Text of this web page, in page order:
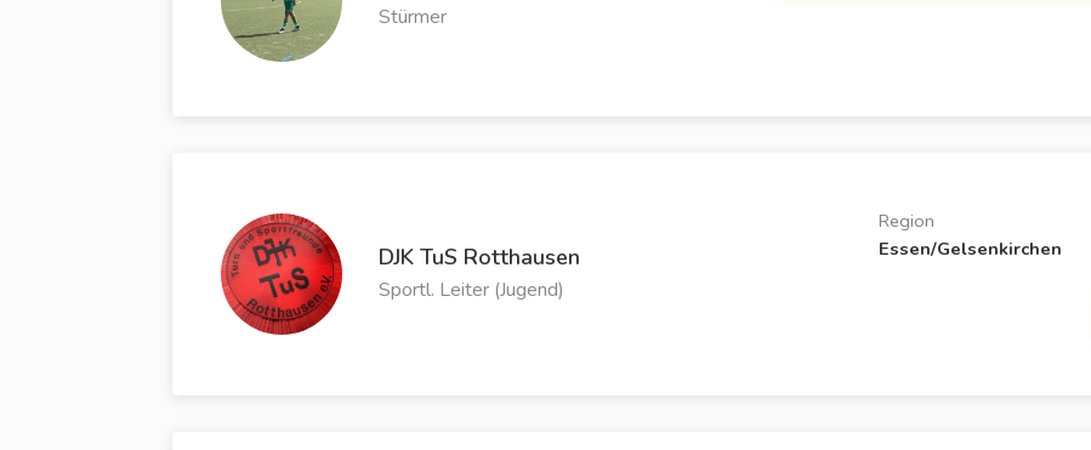
Stürmer
DJK TuS Rotthausen
Sportl. Leiter (Jugend)
Region
Essen/Gelsenkirchen